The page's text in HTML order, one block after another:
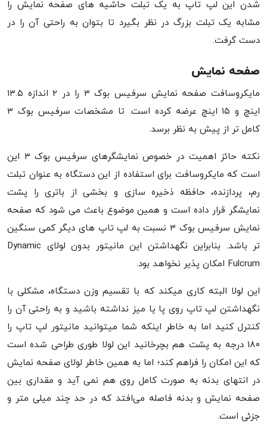
شدن این لپ تاپ به یک تبلت حاشیه های صفحه نمایش را
مشابه یک تبلت بزرگ در نظر بگیرد تا بتوان به راحتی آن را در
دست گرفت.
صفحه نمایش
مایکروسافت صفحه نمایش سرفیس بوک ۳ را در ۲ اندازه ۱۳.۵
اینچ و ۱۵ اینچ عرضه کرده است. تا مشخصات سرفیس بوک ۳
کامل تر از پیش به نظر برسد.
نکته حائز اهمیت در خصوص نمایشگرهای سرفیس بوک ۳ این
است که مایکروسافت برای استفاده از این دستگاه به عنوان تبلت
رم، پردازنده، حافظه ذخیره سازی و بخشی از باتری را پشت
نمایشگر قرار داده است و همین موضوع باعث می شود که صفحه
نمایش سرفیس بوک ۳ نسبت به لپ تاپ های دیگر کمی سنگین
تر باشد. بنابراین نگهداشتن این مانیتور بدون لولای Dynamic
Fulcrum امکان پذیر نخواهد بود.
این لولا البته کاری میکند که با تقسیم وزن دستگاه، مشکلی با
نگهداشتن لپ تاپ روی پا یا میز نداشته باشید و به راحتی آن را
کنترل کنید اما به خاطر اینکه شما میتوانید مانیتور لپ تاپ را
۱۸۰ درجه به پشت هم بچرخانید این لولا طوری طراحی شده است
که این امکان را فراهم کند؛ اما به همین خاطر لولای صفحه نمایش
در انتهای بدنه به صورت کامل روی هم نمی آید و مقداری بین
صفحه نمایش و بدنه فاصله می‌افتد که در حد چند میلی متر و
جزئی است.